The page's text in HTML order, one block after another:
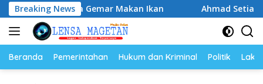
Langsung
ke
konten
Breaking News
Gemar Makan Ikan Ahmad Setiawan Kenang
Beranda Pemerintahan Hukum dan Kriminal Politik